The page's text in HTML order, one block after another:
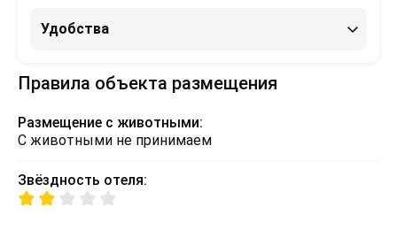
Удобства
Правила объекта размещения
Размещение с животными:
С животными не принимаем
Звёздность отеля: